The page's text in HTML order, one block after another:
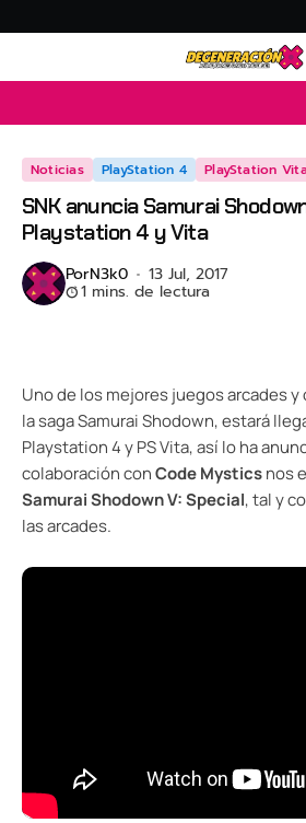
Noticias PlayStation 4 PlayStation
SNK anuncia Samurai
Playstation 4 y Vita
PorN3k0 13 Jul, 2017
1 mins. de lectura
Uno de los mejores juegos arcades
la saga Samurai Shodown, estará
Playstation 4 y PS Vita, así lo ha
colaboración conCode Mysticsnos
Samurai Shodown V: Special, tal y
las arcades.